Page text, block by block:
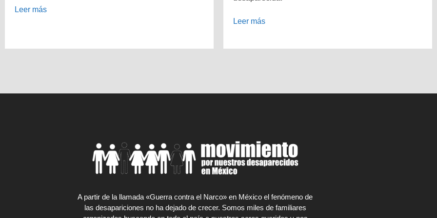
Leer más
Leer más
A partir de la llamada «Guerra contra el Narco» en México el fenómeno de
las desapariciones no ha dejado de crecer. Somos miles de familiares